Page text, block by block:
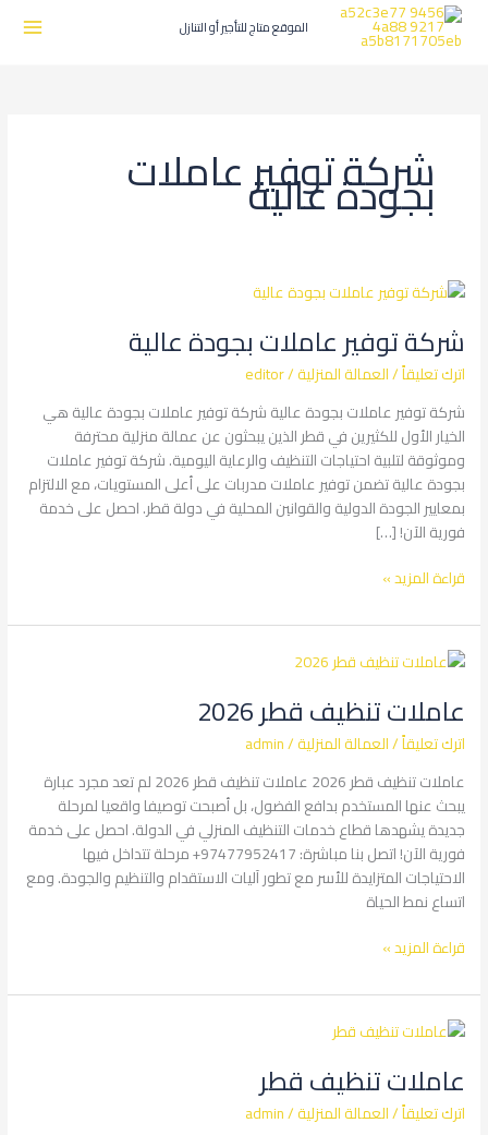
الموقع متاج للتأجير أو التنازل
شركة توفير عاملات
بجودة عالية
شركة توفير عاملات بجودة عالية
اترك تعليقاً/العمالة المنزلية/
editor
شركة توفير عاملات بجودة عالية شركة توفير عاملات بجودة عالية هي
الخيار الأول للكثيرين في قطر الذين يبحثون عن عمالة منزلية محترفة
وموثوقة لتلبية احتياجات التنظيف والرعاية اليومية. شركة توفير عاملات
بجودة عالية تضمن توفير عاملات مدربات على أعلى المستويات، مع الالتزام
بمعايير الجودة الدولية والقوانين المحلية في دولة قطر. احصل على خدمة
فورية الآن! […]
شركة
عاملات
بجودة
عالية
قراءة المزيد »
عاملات تنظيف قطر 2026
اترك تعليقاً/العمالة المنزلية/
admin
عاملات تنظيف قطر 2026 عاملات تنظيف قطر 2026 لم تعد مجرد عبارة
يبحث عنها المستخدم بدافع الفضول، بل أصبحت توصيفا واقعيا لمرحلة
جديدة يشهدها قطاع خدمات التنظيف المنزلي في الدولة. احصل على خدمة
فورية الآن! اتصل بنا مباشرة: 97477952417+ مرحلة تتداخل فيها
الاحتياجات المتزايدة للأسر مع تطور آليات الاستقدام والتنظيم والجودة. ومع
اتساع نمط الحياة
عاملات
قطر
2026
قراءة المزيد »
عاملات تنظيف قطر
اترك تعليقاً/العمالة المنزلية/
admin
عاملات
قطر